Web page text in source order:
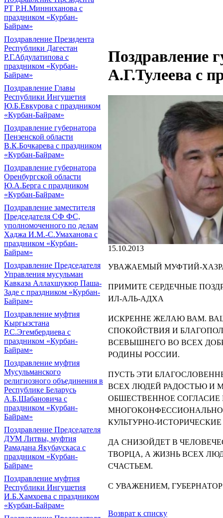
РТ Р.Н.Минниханова с
праздником «Курбан-
Байрам»
Поздравление Президента
Республики Дагестан
Р.Г.Абдулатипова с
праздником «Курбан-
Байрам»
Поздравление Главы
Республики Ингушетия
Ю.Б.Евкурова с праздником
«Курбан-Байрам»
Поздравление губернатора
Пензенской области
В.К.Бочкарева с праздником
«Курбан-Байрам»
Поздравление губернатора
Оренбургской области
Ю.А.Берга с праздником
«Курбан-Байрам»
Поздравление заместителя
Председателя СФ ФС,
уполномоченного по делам
Хаджа И.М.-С.Умаханова с
праздником «Курбан-
Байрам»
Поздравление Председателя
Управления мусульман
Кавказа Аллахшукюр Паша-
Заде с праздником «Курбан-
Байрам»
Поздравление муфтия
Кыргызстана
Р.С.Эгембердиева с
праздником «Курбан-
Байрам»
Поздравление муфтия
Мусульманского
религиозного объединения в
Республике Беларусь
А.Б.Шабановича с
праздником «Курбан-
Байрам»
Поздравление Председателя
ДУМ Литвы, муфтия
Рамадана Якубаускаса с
праздником «Курбан-
Байрам»
Поздравление муфтия
Республики Ингушетия
И.Б.Хамхоева с праздником
«Курбан-Байрам»
Поздравление
А.Г.Тулеева с
15.10.2013
УВАЖАЕМЫЙ МУФТИЙ-
ПРИМИТЕ СЕРДЕЧНЫЕ
ИЛ-АЛЬ-АДХА
ИСКРЕННЕ ЖЕЛАЮ ВАМ.
СПОКОЙСТВИЯ И
ВСЕВЫШНЕГО ВО ВСЕХ
РОДИНЫ РОССИИ.
ПУСТЬ ЭТИ
ВСЕХ ЛЮДЕЙ РАДОСТЬЮ И
ОБШЕСТВЕННОЕ
КУЛЬТУРНО-
ДА СНИЗОЙДЕТ В
TBOPЦA, А ЖИЗНЬ ВСЕХ
СЧАСТЬЕМ.
С УВАЖЕНИЕМ,
Возврат к списку